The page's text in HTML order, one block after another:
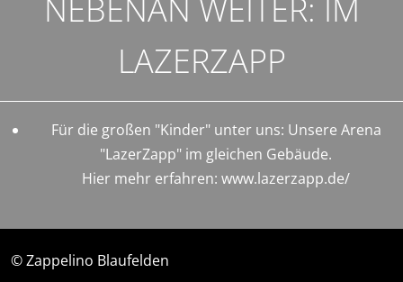
NEBENAN WEITER: IM
LAZERZAPP
Für die großen "Kinder" unter uns: Unsere Arena
"LazerZapp" im gleichen Gebäude.
Hier mehr erfahren: www.lazerzapp.de/
© Zappelino Blaufelden